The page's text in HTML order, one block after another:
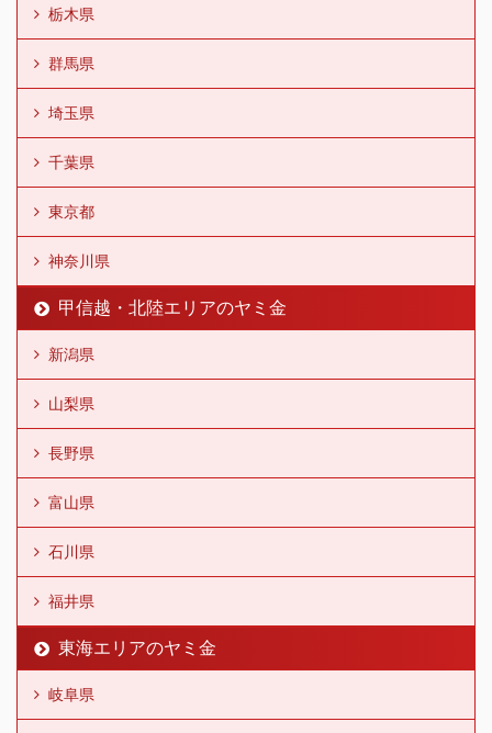
栃木県
群馬県
埼玉県
千葉県
東京都
神奈川県
甲信越・北陸エリアのヤミ金
新潟県
山梨県
長野県
富山県
石川県
福井県
東海エリアのヤミ金
岐阜県